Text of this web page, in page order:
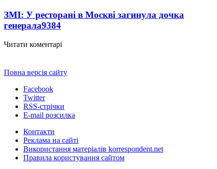
ЗМІ: У ресторані в Москві загинула дочка
генерала9384
Читати коментарі
Повна версія сайту
Facebook
Twitter
RSS-стрічки
E-mail розсилка
Контакти
Реклама на сайті
Використання матеріалів korrespondent.net
Правила користування сайтом